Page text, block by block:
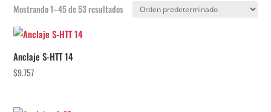
Mostrando 1–45 de 53 resultados
Anclaje S-HTT 14
$9.757